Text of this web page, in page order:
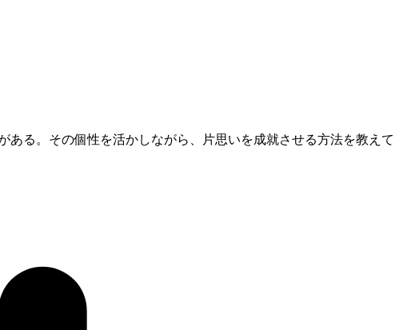
る。その個性を活かしながら、片思いを成就させる方法を教えて